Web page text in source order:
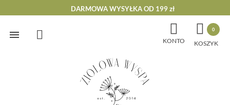
Skip
DARMOWA WYSYŁKA OD 199 zł
 0

KONTO